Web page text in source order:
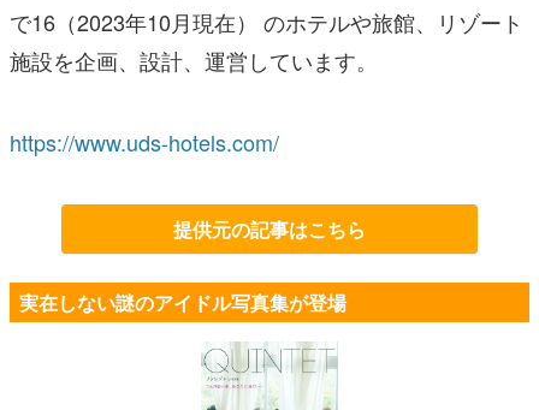
で16（2023年10月現在） のホテルや旅館、リゾート
施設を企画、設計、運営しています。
https://www.uds-hotels.com/
提供元の記事はこちら
実在しない謎のアイドル写真集が登場